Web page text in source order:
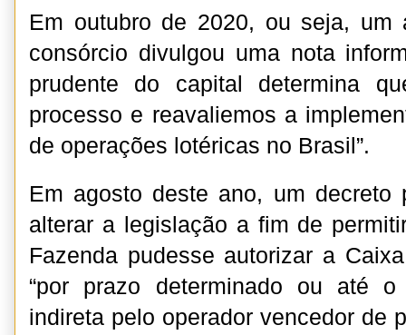
Em outubro de 2020, ou seja,
consórcio divulgou uma nota
prudente do capital determina
processo e reavaliemos a
de operações lotéricas no Brasil”.
Em agosto deste ano, um decreto
alterar a legislação a fim de
Fazenda pudesse autorizar a
“por prazo determinado ou até
indireta pelo operador vencedor de